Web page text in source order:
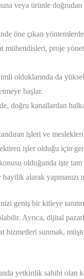
veya ürünle
öne çıkan
mühendisleri, proje
olduklarında da
başlar.
doğru kanallardan
işleri ve
işler olduğu için
olduğunda işte
alarak yapmanızı
geniş bir kitleye
Ayrıca, dijital
sunmak,
yetkinlik sahibi olan